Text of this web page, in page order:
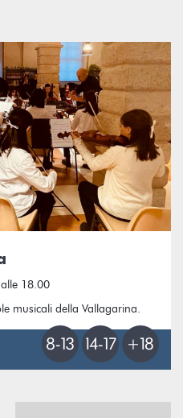
18.00
musicali della Vallagarina.